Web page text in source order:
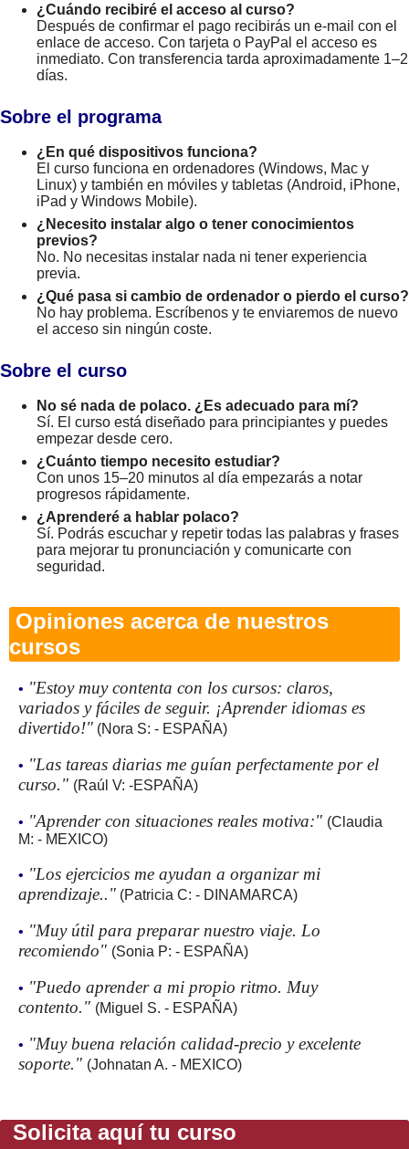
¿Cuándo recibiré el acceso al curso?
Después de confirmar el pago recibirás un e-mail con el
enlace de acceso. Con tarjeta o PayPal el acceso es
inmediato. Con transferencia tarda aproximadamente 1–2
días.
Sobre el programa
¿En qué dispositivos funciona?
El curso funciona en ordenadores (Windows, Mac y
Linux) y también en móviles y tabletas (Android, iPhone,
iPad y Windows Mobile).
¿Necesito instalar algo o tener conocimientos
previos?
No. No necesitas instalar nada ni tener experiencia
previa.
¿Qué pasa si cambio de ordenador o pierdo el curso?
No hay problema. Escríbenos y te enviaremos de nuevo
el acceso sin ningún coste.
Sobre el curso
No sé nada de polaco. ¿Es adecuado para mí?
Sí. El curso está diseñado para principiantes y puedes
empezar desde cero.
¿Cuánto tiempo necesito estudiar?
Con unos 15–20 minutos al día empezarás a notar
progresos rápidamente.
¿Aprenderé a hablar polaco?
Sí. Podrás escuchar y repetir todas las palabras y frases
para mejorar tu pronunciación y comunicarte con
seguridad.
Opiniones acerca de nuestros
cursos
• "Estoy muy contenta con los cursos: claros,
variados y fáciles de seguir. ¡Aprender idiomas es
divertido!" (Nora S: - ESPAÑA)
• "Las tareas diarias me guían perfectamente por el
curso." (Raúl V: -ESPAÑA)
• "Aprender con situaciones reales motiva:" (Claudia
M: - MEXICO)
• "Los ejercicios me ayudan a organizar mi
aprendizaje.." (Patricia C: - DINAMARCA)
• "Muy útil para preparar nuestro viaje. Lo
recomiendo" (Sonia P: - ESPAÑA)
• "Puedo aprender a mi propio ritmo. Muy
contento." (Miguel S. - ESPAÑA)
• "Muy buena relación calidad-precio y excelente
soporte." (Johnatan A. - MEXICO)
Solicita aquí tu curso